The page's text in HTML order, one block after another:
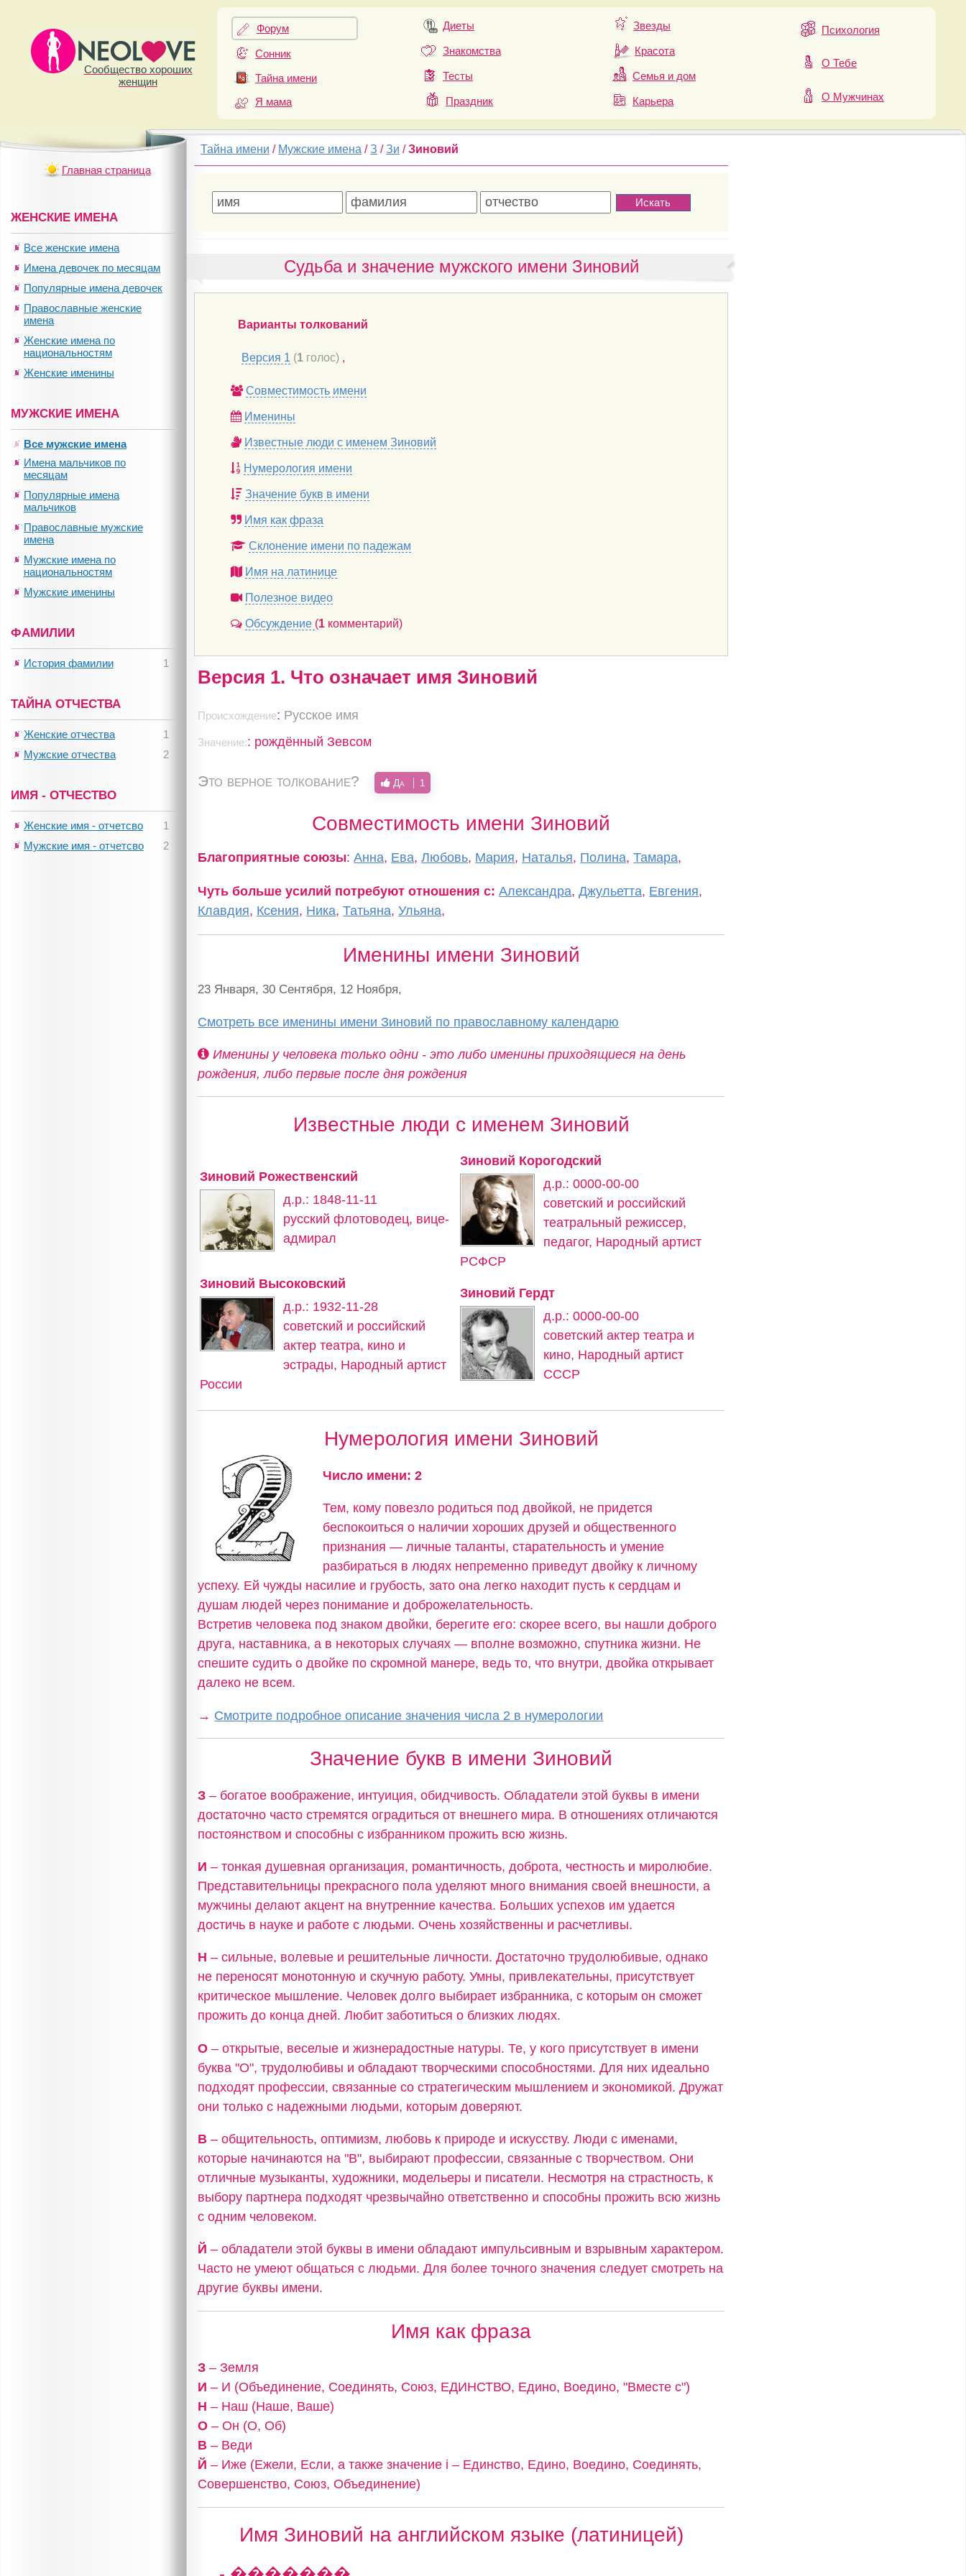
Сообщество хороших
женщин
Форум
Сонник
Тайна имени
Я мама
Диеты
Знакомства
Тесты
Праздник
Звезды
Красота
Семья и дом
Карьера
Психология
О Тебе
О Мужчинах
Тайна имени / Мужские имена /З /Зи /Зиновий
Судьба и значение мужского имени Зиновий
Варианты толкований
Версия 1 (1 голос) ,
Совместимость имени
Именины
Известные люди с именем Зиновий
Нумерология имени
Значение букв в имени
Имя как фраза
Склонение имени по падежам
Имя на латинице
Полезное видео
Обсуждение (1 комментарий)
Версия 1. Что означает имя Зиновий
Происхождение: Русское имя
Значение:: рождённый Зевсом
Это верное толкование? Да 1
Совместимость имени Зиновий
Благоприятные союзы:Анна, Ева,Любовь, Мария, Наталья, Полина,Тамара,
Чуть больше усилий потребуют отношения с:Александра,Джульетта, Евгения,
Клавдия, Ксения, Ника,Татьяна,Ульяна,
Именины имени Зиновий
23 Января, 30 Сентября, 12 Ноября,
Смотреть все именины имени Зиновий по православному календарю
Именины у человека только одни - это либо именины приходящиеся на день
рождения, либо первые после дня рождения
Известные люди с именем Зиновий
Зиновий Рожественский
д.р.: 1848-11-11
русский флотоводец, вице-
адмирал
Зиновий Корогодский
д.р.: 0000-00-00
советский и российский
театральный режиссер,
педагог, Народный артист
РСФСР
Зиновий Высоковский
д.р.: 1932-11-28
советский и российский
актер театра, кино и
эстрады, Народный артист
России
Зиновий Гердт
д.р.: 0000-00-00
советский актер театра и
кино, Народный артист
СССР
Нумерология имени Зиновий
Число имени: 2
Тем, кому повезло родиться под двойкой, не придется
беспокоиться о наличии хороших друзей и общественного
признания — личные таланты, старательность и умение
разбираться в людях непременно приведут двойку к личному
успеху. Ей чужды насилие и грубость, зато она легко находит пусть к сердцам и
душам людей через понимание и доброжелательность.
Встретив человека под знаком двойки, берегите его: скорее всего, вы нашли доброго
друга, наставника, а в некоторых случаях — вполне возможно, спутника жизни. Не
спешите судить о двойке по скромной манере, ведь то, что внутри, двойка открывает
далеко не всем.
→ Смотрите подробное описание значения числа 2 в нумерологии
Значение букв в имени Зиновий
З – богатое воображение, интуиция, обидчивость. Обладатели этой буквы в имени
достаточно часто стремятся оградиться от внешнего мира. В отношениях отличаются
постоянством и способны с избранником прожить всю жизнь.
И – тонкая душевная организация, романтичность, доброта, честность и миролюбие.
Представительницы прекрасного пола уделяют много внимания своей внешности, а
мужчины делают акцент на внутренние качества. Больших успехов им удается
достичь в науке и работе с людьми. Очень хозяйственны и расчетливы.
Н – сильные, волевые и решительные личности. Достаточно трудолюбивые, однако
не переносят монотонную и скучную работу. Умны, привлекательны, присутствует
критическое мышление. Человек долго выбирает избранника, с которым он сможет
прожить до конца дней. Любит заботиться о близких людях.
О – открытые, веселые и жизнерадостные натуры. Те, у кого присутствует в имени
буква "О", трудолюбивы и обладают творческими способностями. Для них идеально
подходят профессии, связанные со стратегическим мышлением и экономикой. Дружат
они только с надежными людьми, которым доверяют.
В – общительность, оптимизм, любовь к природе и искусству. Люди с именами,
которые начинаются на "В", выбирают профессии, связанные с творчеством. Они
отличные музыканты, художники, модельеры и писатели. Несмотря на страстность, к
выбору партнера подходят чрезвычайно ответственно и способны прожить всю жизнь
с одним человеком.
Й – обладатели этой буквы в имени обладают импульсивным и взрывным характером.
Часто не умеют общаться с людьми. Для более точного значения следует смотреть на
другие буквы имени.
Имя как фраза
З – Земля
И – И (Объединение, Соединять, Союз, ЕДИНСТВО, Едино, Воедино, "Вместе с")
Н – Наш (Наше, Ваше)
О – Он (О, Об)
В – Веди
Й – Иже (Ежели, Если, а также значение i – Единство, Едино, Воедино, Соединять,
Совершенство, Союз, Объединение)
Имя Зиновий на английском языке (латиницей)
Главная страница
ЖЕНСКИЕ ИМЕНА
Все женские имена
Имена девочек по месяцам
Популярные имена девочек
Православные женские
имена
Женские имена по
национальностям
Женские именины
МУЖСКИЕ ИМЕНА
Все мужские имена
Имена мальчиков по
месяцам
Популярные имена
мальчиков
Православные мужские
имена
Мужские имена по
национальностям
Мужские именины
ФАМИЛИИ
1
История фамилии
ТАЙНА ОТЧЕСТВА
1
Женские отчества
2
Мужские отчества
ИМЯ - ОТЧЕСТВО
1
Женские имя - отчетсво
2
Мужские имя - отчетсво